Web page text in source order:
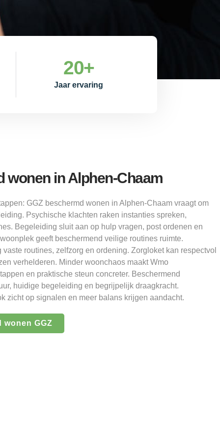
Jaar ervaring
20+
wonen in Alphen-Chaam
GGZ beschermd wonen in Alphen-Chaam vraagt om
Psychische klachten raken instanties spreken,
Begeleiding sluit aan op hulp vragen, post ordenen en
geeft beschermend veilige routines ruimte.
routines, zelfzorg en ordening. Zorgloket kan respectvol
verhelderen. Minder woonchaos maakt Wmo
en praktische steun concreter. Beschermend
huidige begeleiding en begrijpelijk draagkracht.
zicht op signalen en meer balans krijgen aandacht.
wonen GGZ